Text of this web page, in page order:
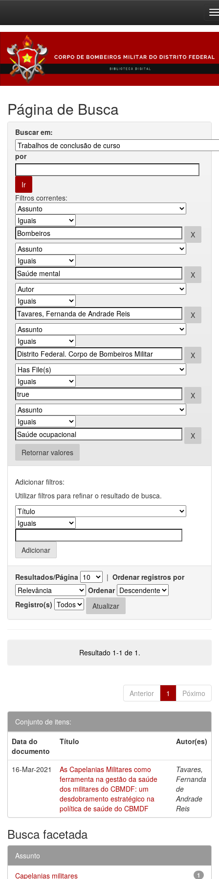
navigation
Página de Busca
Buscar em:
por
Filtros correntes:
Retornar valores
Adicionar filtros:
Utilizar filtros para refinar o resultado de busca.
Resultados/Página | Ordenar registros por
Ordenar
Registro(s)
Resultado 1-1 de 1.
Anterior 1 Póximo
Conjunto de itens:
Data do
documento
Título Autor(es)
16-Mar-2021
As Capelanias Militares como
ferramenta na gestão da saúde
dos militares do CBMDF: um
desdobramento estratégico na
política de saúde do CBMDF
Tavares,
Fernanda
de
Andrade
Reis
Busca facetada
Assunto
1
Capelanias militares